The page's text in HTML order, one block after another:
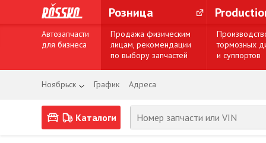
Розница
Автозапчасти
для бизнеса
Продажа физическим
лицам, рекомендации
по выбору запчастей
тормозных
и суппортов
Ноябрьск График Адреса
Каталоги